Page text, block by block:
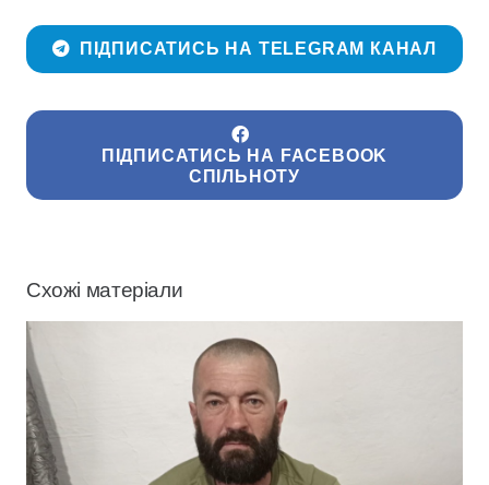
ПІДПИСАТИСЬ НА TELEGRAM КАНАЛ
ПІДПИСАТИСЬ НА FACEBOOK
СПІЛЬНОТУ
Схожі матеріали